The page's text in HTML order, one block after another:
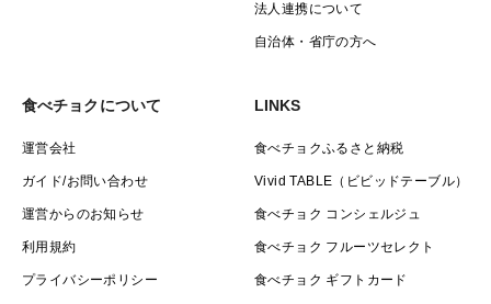
法人連携について
自治体・省庁の方へ
食べチョクについて
運営会社
ガイド/お問い合わせ
運営からのお知らせ
利用規約
プライバシーポリシー
LINKS
食べチョクふるさと納税
Vivid TABLE（ビビッドテーブル）
食べチョク コンシェルジュ
食べチョク フルーツセレクト
食べチョク ギフトカード